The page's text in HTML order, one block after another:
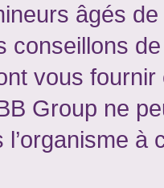
âgés
conseillons
vous
Group ne
l’organisme